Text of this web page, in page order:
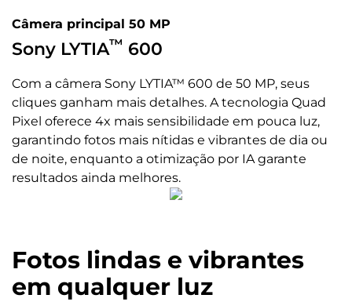
Bandas
2G - GSM 850/900/1800/1900 MHz; 3G - WCDMA
850/900/1700/1900/2100 MHz; 4G - LTE B1\ B2\ B3\ B4\ B5\ B7\
- (SA / NSA / DSS) NR n1\ n2\ n3\ n5\ n7\ n26\ n28\ n38\ n40\
n41\ n66\ n77\ n78
NFC
Sim
Wi-fi
802.11 a/b/g/n/ac 2,4 GHz e 5 GHz
Câmera principal 50 MP
Sony LYTIA™ 600
Com a câmera Sony LYTIA™ 600 de 50 MP, seus
cliques ganham mais detalhes. A tecnologia Quad
Pixel oferece 4x mais sensibilidade em pouca luz,
garantindo fotos mais nítidas e vibrantes de dia ou
de noite, enquanto a otimização por IA garante
resultados ainda melhores.
Fotos lindas e vibrantes
em qualquer luz